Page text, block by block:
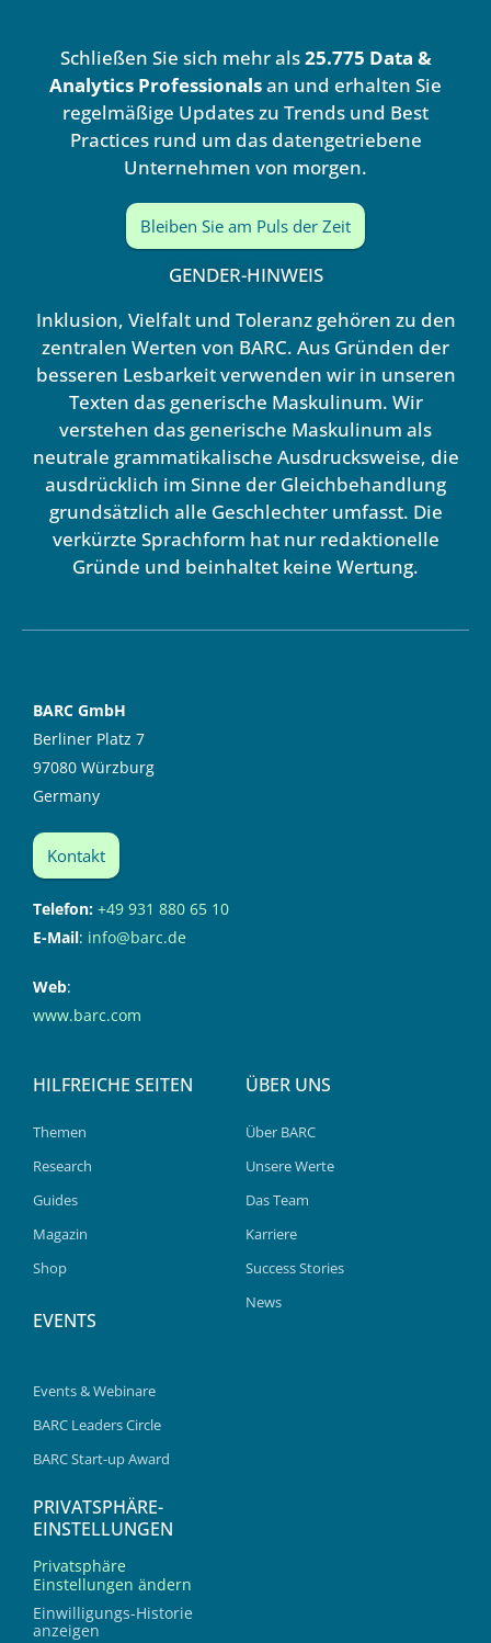
i
n
e
Schließen Sie sich mehr als25.775 Data &
Analytics Professionalsan und erhalten Sie
regelmäßige Updates zu Trends und Best
Practices rund um das datengetriebene
Unternehmen von morgen.
Bleiben Sie am Puls der Zeit
GENDER-HINWEIS
Inklusion, Vielfalt und Toleranz gehören zu den
zentralen Werten von BARC. Aus Gründen der
besseren Lesbarkeit verwenden wir in unseren
Texten das generische Maskulinum. Wir
verstehen das generische Maskulinum als
neutrale grammatikalische Ausdrucksweise, die
ausdrücklich im Sinne der Gleichbehandlung
grundsätzlich alle Geschlechter umfasst. Die
verkürzte Sprachform hat nur redaktionelle
Gründe und beinhaltet keine Wertung.
BARC GmbH
Berliner Platz 7
97080 Würzburg
Germany
Kontakt
Telefon: +49 931 880 65 10
E-Mail: info@barc.de
Web:
www.barc.com
HILFREICHE SEITEN
Themen
Research
Guides
Magazin
Shop
EVENTS
Events & Webinare
BARC Leaders Circle
BARC Start-up Award
ÜBER UNS
Über BARC
Unsere Werte
Das Team
Karriere
Success Stories
News
PRIVATSPHÄRE-
EINSTELLUNGEN
Privatsphäre
Einstellungen ändern
Einwilligungs-Historie
anzeigen